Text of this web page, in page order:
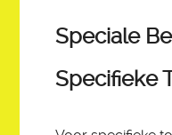
Speciale
Specifieke